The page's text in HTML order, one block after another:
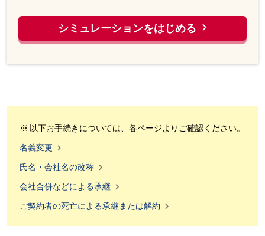
シミュレーションをはじめる 
以下お手続きについては、各ページよりご確認ください。
名義変更 
氏名・会社名の改称 
会社合併などによる承継 
ご契約者の死亡による承継または解約 